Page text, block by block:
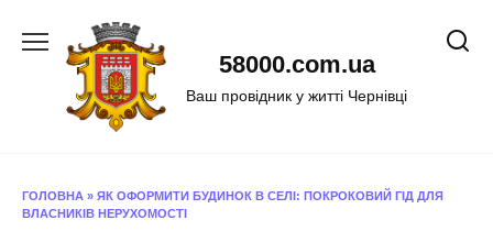
58000.com.ua
Ваш провідник у житті Чернівці
ГОЛОВНА » ЯК ОФОРМИТИ БУДИНОК В СЕЛІ: ПОКРОКОВИЙ ГІД ДЛЯ
ВЛАСНИКІВ НЕРУХОМОСТІ